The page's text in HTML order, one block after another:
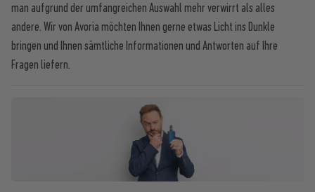
man aufgrund der umfangreichen Auswahl mehr verwirrt als alles
andere. Wir von Avoria möchten Ihnen gerne etwas Licht ins Dunkle
bringen und Ihnen sämtliche Informationen und Antworten auf Ihre
Fragen liefern.